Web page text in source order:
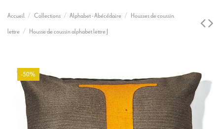
Accueil Collections Alphabet - Abécédaire
Housses de coussin
lettre
Housse de coussin alphabet lettre J
-50%